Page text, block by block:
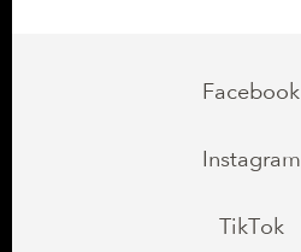
Facebook
Instagram
TikTok